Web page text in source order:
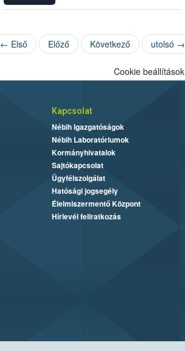
← Első Előző Következő utolsó →
Cookie beállítások
Kapcsolat
Nébih Igazgatóságok
Nébih Laboratóriumok
Kormányhivatalok
Sajtókapcsolat
Ügyfélszolgálat
Hatósági jogsegély
Élelmiszermentő Központ
Hírlevél feliratkozás